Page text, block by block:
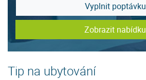
Vyplnit poptávku
Zobrazit nabídku
Tip na ubytování